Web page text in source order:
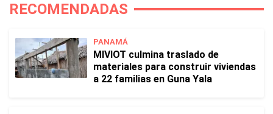
RECOMENDADAS
PANAMÁ
MIVIOT culmina traslado de
materiales para construir viviendas
a 22 familias en Guna Yala